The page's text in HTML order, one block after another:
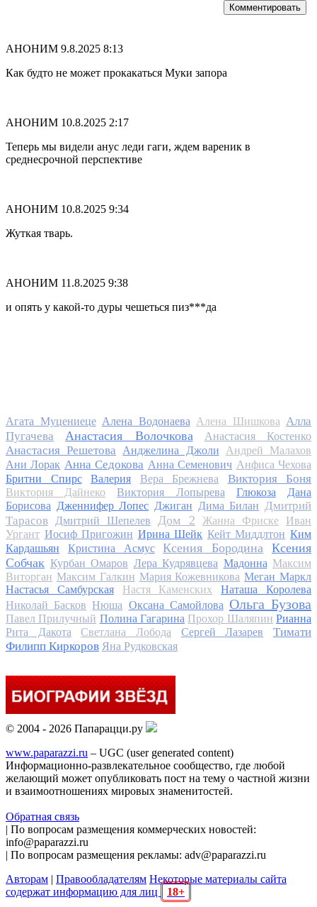
Комментировать
АНОНИМ 9.8.2025 8:13
Как будто не может прокакаться Муки запора
АНОНИМ 10.8.2025 2:17
Теперь мы видели анус леди гаги, ждем вареник в
среднесрочной перспективе
АНОНИМ 10.8.2025 9:34
Жуткая тварь.
АНОНИМ 11.8.2025 9:38
и опять у какой-то дуры чешеться пиз***да
Агата Муцениеце Алена Водонаева Алена Шишкова Алла
Пугачева
Анастасия Волочкова Анастасия Костенко
Анастасия Решетова Анджелина Джоли
Андрей Малахов
Ани Лорак Анна Седокова Анна Семенович Анфиса Чехова
Бритни Спирс
Валерия Вера Брежнева Виктория Боня
Виктория Дайнеко Виктория Лопырева Глюкоза
Дана
Борисова Дженнифер Лопес Джиган Дима Билан Дмитрий
Тарасов
Дмитрий Шепелев Дом 2 Жанна Фриске
Иван
Ургант Иосиф Пригожин Ирина Шейк Кейт Миддлтон Ким
Кардашьян
Кристина Асмус Ксения Бородина
Ксения
Собчак Курбан Омаров Лера Кудрявцева Мадонна Максим
Виторган Максим Галкин Мария Кожевникова Меган Маркл
Настасья Самбурская
Настя Каменских
Наташа Королева
Николай Басков Нюша Оксана Самойлова Ольга Бузова
Павел Прилучный Полина Гагарина Прохор Шаляпин Рианна
Рита Дакота
Светлана Лобода Сергей Лазарев
Тимати
Филипп Киркоров Яна Рудковская
© 2004 - 2026 Папарацци.ру
www.paparazzi.ru – UGC (user generated content)
Информационно-развлекательное сообщество, где любой
желающий может опубликовать пост на тему о частной жизни
и взаимоотношениях мировых знаменитостей.
Обратная связь
| По вопросам размещения коммерческих новостей:
info@paparazzi.ru
| По вопросам размещения рекламы: adv@paparazzi.ru
Авторам | Правообладателям Некоторые материалы сайта
содержат информацию для лиц
18+